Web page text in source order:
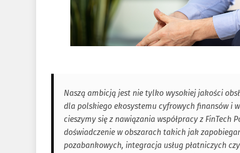
Naszą ambicją jest nie tylko wysokiej jakości
dla polskiego ekosystemu cyfrowych finansów i
cieszymy się z nawiązania współpracy z
doświadczenie w obszarach takich jak
pozabankowych, integracja usług płatniczych